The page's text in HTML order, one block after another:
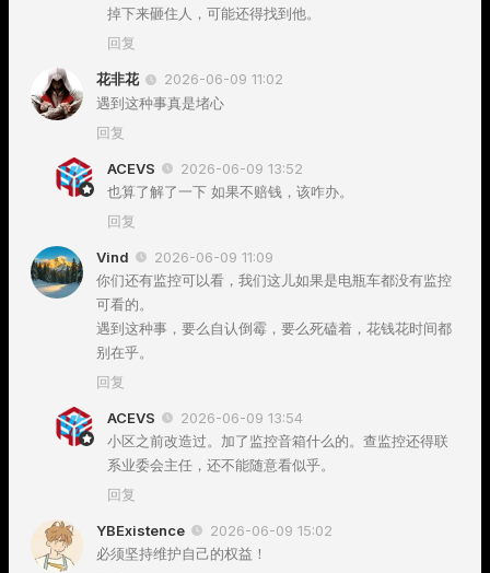
掉下来砸住人，可能还得找到他。
回复
花非花
2026-06-09 11:02
遇到这种事真是堵心
回复
ACEVS
2026-06-09 13:52
也算了解了一下 如果不赔钱，该咋办。
回复
Vind
2026-06-09 11:09
你们还有监控可以看，我们这儿如果是电瓶车都没有监控
可看的。
遇到这种事，要么自认倒霉，要么死磕着，花钱花时间都
别在乎。
回复
ACEVS
2026-06-09 13:54
小区之前改造过。加了监控音箱什么的。查监控还得联
系业委会主任，还不能随意看似乎。
回复
YBExistence
2026-06-09 15:02
必须坚持维护自己的权益！